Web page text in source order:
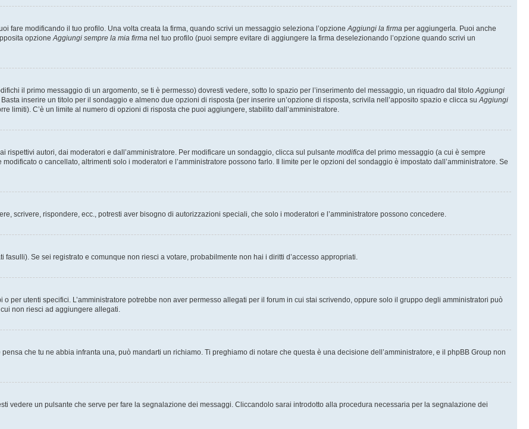
fare modificando il tuo profilo. Una volta creata la firma, quando scrivi un messaggio seleziona l’opzioneAggiungi la firma per aggiungerla. Puoi anche
opzioneAggiungi sempre la mia firma nel tuo profilo (puoi sempre evitare di aggiungere la firma deselezionando l’opzione quando scrivi un
il primo messaggio di un argomento, se ti è permesso) dovresti vedere, sotto lo spazio per l’inserimento del messaggio, un riquadro dal titoloAggiungi
inserire un titolo per il sondaggio e almeno due opzioni di risposta (per inserire un’opzione di risposta, scrivila nell’apposito spazio e clicca suAggiungi
limiti). C’è un limite al numero di opzioni di risposta che puoi aggiungere, stabilito dall’amministratore.
autori, dai moderatori e dall’amministratore. Per modificare un sondaggio, clicca sul pulsante modifica del primo messaggio (a cui è sempre
o cancellato, altrimenti solo i moderatori e l’amministratore possono farlo. Il limite per le opzioni del sondaggio è impostato dall’amministratore. Se
scrivere, rispondere, ecc., potresti aver bisogno di autorizzazioni speciali, che solo i moderatori e l’amministratore possono concedere.
Se sei registrato e comunque non riesci a votare, probabilmente non hai i diritti d’accesso appropriati.
per utenti specifici. L’amministratore potrebbe non aver permesso allegati per il forum in cui stai scrivendo, oppure solo il gruppo degli amministratori può
non riesci ad aggiungere allegati.
che tu ne abbia infranta una, può mandarti un richiamo. Ti preghiamo di notare che questa è una decisione dell’amministratore, e il phpBB Group non
vedere un pulsante che serve per fare la segnalazione dei messaggi. Cliccandolo sarai introdotto alla procedura necessaria per la segnalazione dei